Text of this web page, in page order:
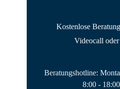
Kostenlose
Videocall
Beratungshotline:
8:00 -